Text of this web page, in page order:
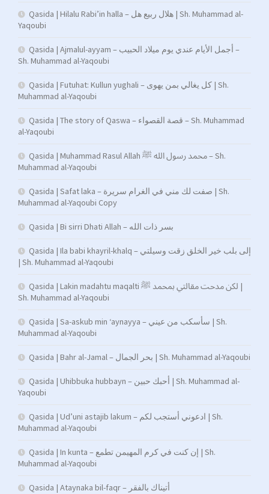
Qasida | Hilalu Rabi’in halla – هلال ربيع هل | Sh. Muhammad al-
Yaqoubi
Qasida | Ajmalul-ayyam – أجمل الأيام عندي يوم ميلاد الحبيب –
Sh. Muhammad al-Yaqoubi
Qasida | Futuhat: Kullun yughali – كل يغالي بمن يهوى | Sh.
Muhammad al-Yaqoubi
Qasida | The story of Qaswa – قصة القصواء – Sh. Muhammad
al-Yaqoubi
Qasida | Muhammad Rasul Allah محمد رسول الله ﷺ – Sh.
Muhammad al-Yaqoubi
Qasida | Safat laka – صفت لك مني في الغرام سريرة | Sh.
Muhammad al-Yaqoubi Copy
Qasida | Bi sirri Dhati Allah – بسر ذات الله
Qasida | Ila babi khayril-khalq – إلى بلب خير الخلق زقت وسيلتي
| Sh. Muhammad al-Yaqoubi
Qasida | Lakin madahtu maqalti لكن مدحت مقالتي بمحمد ﷺ |
Sh. Muhammad al-Yaqoubi
Qasida | Sa-askub min ‘aynayya – سأسكب من عيني | Sh.
Muhammad al-Yaqoubi
Qasida | Bahr al-Jamal – بحر الجمال | Sh. Muhammad al-Yaqoubi
Qasida | Uhibbuka hubbayn – أحبك حبين | Sh. Muhammad al-
Yaqoubi
Qasida | Ud’uni astajib lakum – ادعوني أستجب لكم | Sh.
Muhammad al-Yaqoubi
Qasida | In kunta – إن كنت في كرم المهيمن تطمع | Sh.
Muhammad al-Yaqoubi
Qasida | Ataynaka bil-faqr – أتيناك بالفقر